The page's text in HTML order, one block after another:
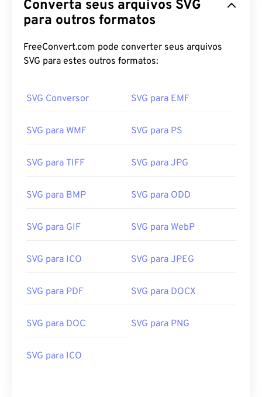
Converta seus arquivos SVG
para outros formatos
FreeConvert.com pode converter seus arquivos
SVG para estes outros formatos:
SVG Conversor SVG para EMF
SVG para WMF SVG para PS
SVG para TIFF SVG para JPG
SVG para BMP SVG para ODD
SVG para GIF SVG para WebP
SVG para ICO SVG para JPEG
SVG para PDF SVG para DOCX
SVG para DOC SVG para PNG
SVG para ICO